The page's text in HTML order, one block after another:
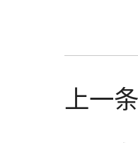
上一